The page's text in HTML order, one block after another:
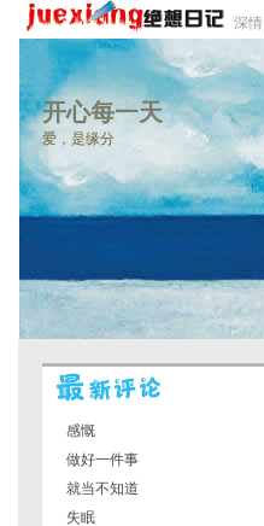
深情 |
开心每一天
爱，是缘分
感慨
做好一件事
就当不知道
失眠